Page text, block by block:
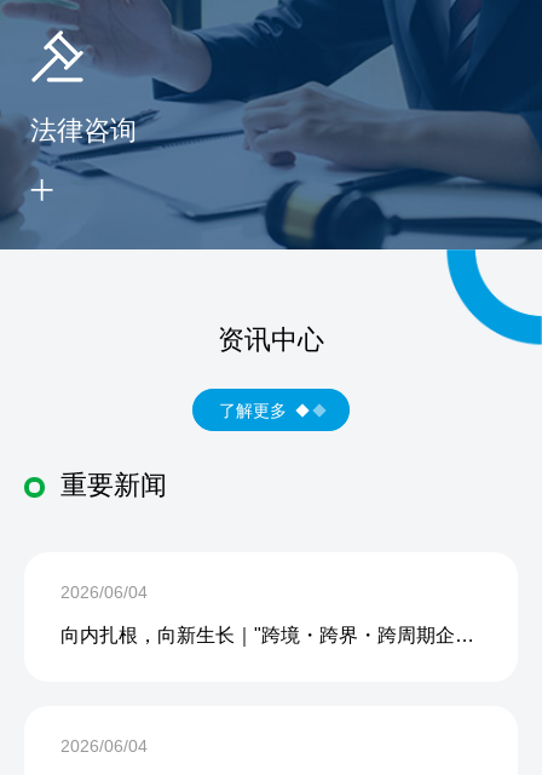
法律咨询
资讯中心
了解更多
重要新闻
2026/06/04
向内扎根，向新生长｜"跨境・跨界・跨周期企业内生力沙龙"成功举办
2026/06/04